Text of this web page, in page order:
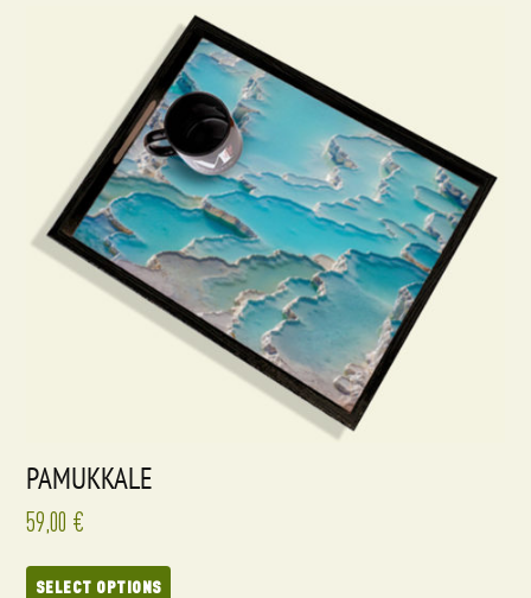
PAMUKKALE
59,00 €
SELECT OPTIONS